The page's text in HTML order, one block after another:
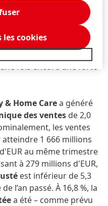
dans le
et à
premières. À
pour les
réaliser de très bonnes
fois encore une forte
& Home Carea généré
des ventes de 2,0
les ventes
1 666 millions
au même trimestre
à 279 millions d'EUR,
est inférieur de 5,3
l’an passé. À 16,8 %, la
a été – comme prévu
cookies